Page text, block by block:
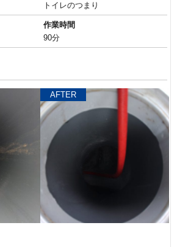
トイレのつまり
作業時間
90分
AFTER